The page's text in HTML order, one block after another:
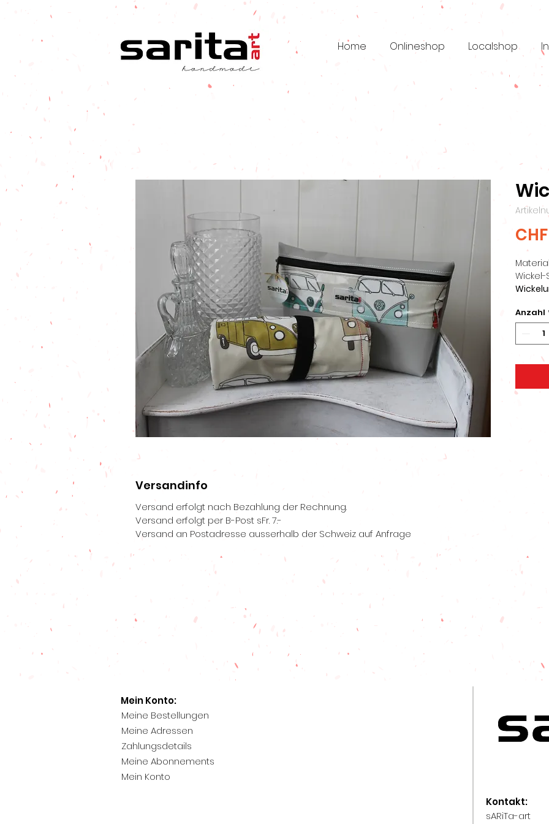
Home Onlineshop Localshop
Anzahl
Versandinfo
Versand erfolgt nach Bezahlung der Rechnung.
Versand erfolgt per B-Post sFr. 7.-
Versand an Postadresse ausserhalb der Schweiz auf Anfrage
Mein Konto:
Meine Bestellungen
Meine Adressen
Zahlungsdetails
Meine Abonnements
Mein Konto
Kontakt:
sARiTa-art